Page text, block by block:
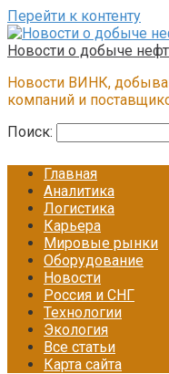
Перейти к контенту
Новости о добыче
Новости ВИНК,
компаний и
Поиск:
Главная
Аналитика
Логистика
Карьера
Мировые рынки
Оборудование
Новости
Россия и СНГ
Технологии
Экология
Все статьи
Карта сайта